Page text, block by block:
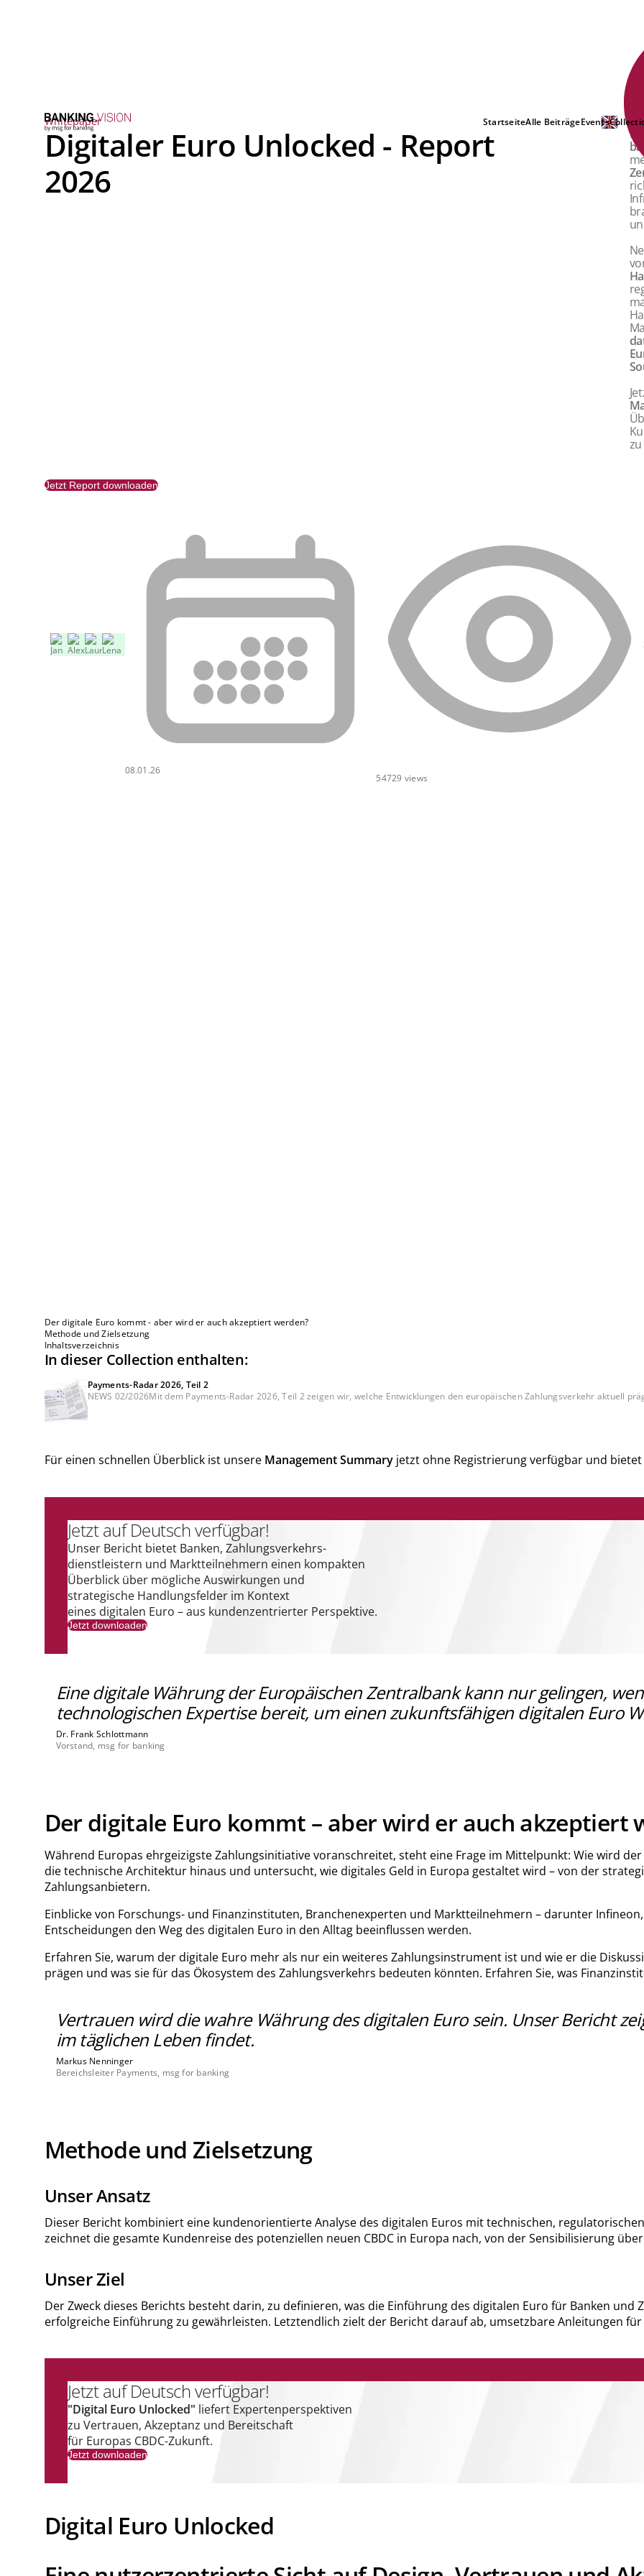
StartseiteAlle BeiträgeEvents
Whitepaper
Digitaler Euro Unlocked - Report
2026
Jetzt Report downloaden
08.01.26
54729 views
Der digitale Euro kommt - aber wird er auch akzeptiert werden?
Methode und Zielsetzung
Inhaltsverzeichnis
In dieser Collection enthalten:
Payments-Radar 2026, Teil 2
NEWS 02/2026Mit dem Payments-Radar 2026, Teil 2 zeigen wir, welche Entwicklungen den europäischen Zahlungsverkehr
Für einen schnellen Überblick ist unsere Management Summaryjetzt ohne Registrierung verfügbar und
Jetzt auf Deutsch verfügbar!
Unser Bericht bietet Banken, Zahlungsverkehrs-
dienstleistern und Marktteilnehmern einen kompakten
Überblick über mögliche Auswirkungen und
strategische Handlungsfelder im Kontext
eines digitalen Euro – aus kundenzentrierter Perspektive.
Jetzt downloaden
Eine digitale Währung der Europäischen Zentralbank kann nur gelingen,
technologischen Expertise bereit, um einen zukunftsfähigen digitalen Euro
Dr. Frank Schlottmann
Vorstand, msg for banking
Der digitale Euro kommt – aber wird er auch akzeptiert
Während Europas ehrgeizigste Zahlungsinitiative voranschreitet, steht eine Frage im Mittelpunkt: Wie wird
die technische Architektur hinaus und untersucht, wie digitales Geld in Europa gestaltet wird – von der
Zahlungsanbietern.
Einblicke von Forschungs- und Finanzinstituten, Branchenexperten und Marktteilnehmern – darunter
Entscheidungen den Weg des digitalen Euro in den Alltag beeinflussen werden.
Erfahren Sie, warum der digitale Euro mehr als nur ein weiteres Zahlungsinstrument ist und wie er die
prägen und was sie für das Ökosystem des Zahlungsverkehrs bedeuten könnten. Erfahren Sie, was
Vertrauen wird die wahre Währung des digitalen Euro sein. Unser Bericht
im täglichen Leben findet.
Markus Nenninger
Bereichsleiter Payments, msg for banking
Methode und Zielsetzung
Unser Ansatz
Dieser Bericht kombiniert eine kundenorientierte Analyse des digitalen Euros mit technischen,
zeichnet die gesamte Kundenreise des potenziellen neuen CBDC in Europa nach, von der Sensibilisierung
Unser Ziel
Der Zweck dieses Berichts besteht darin, zu definieren, was die Einführung des digitalen Euro für Banken
erfolgreiche Einführung zu gewährleisten. Letztendlich zielt der Bericht darauf ab, umsetzbare Anleitungen
Jetzt auf Deutsch verfügbar!
"Digital Euro Unlocked" liefert Expertenperspektiven
zu Vertrauen, Akzeptanz und Bereitschaft
für Europas CBDC-Zukunft.
Jetzt downloaden
Digital Euro Unlocked